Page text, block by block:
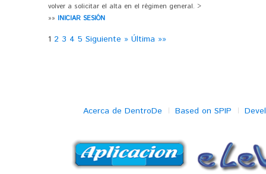
volver a solicitar el alta en el régimen general. >
»» INICIAR SESIÓN
1 2 3 4 5 Siguiente » Última »»
Acerca de DentroDe Based on SPIP